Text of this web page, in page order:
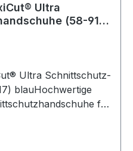
Ultra
(58-917)
Ultra Schnittschutz-
blauHochwertige
für